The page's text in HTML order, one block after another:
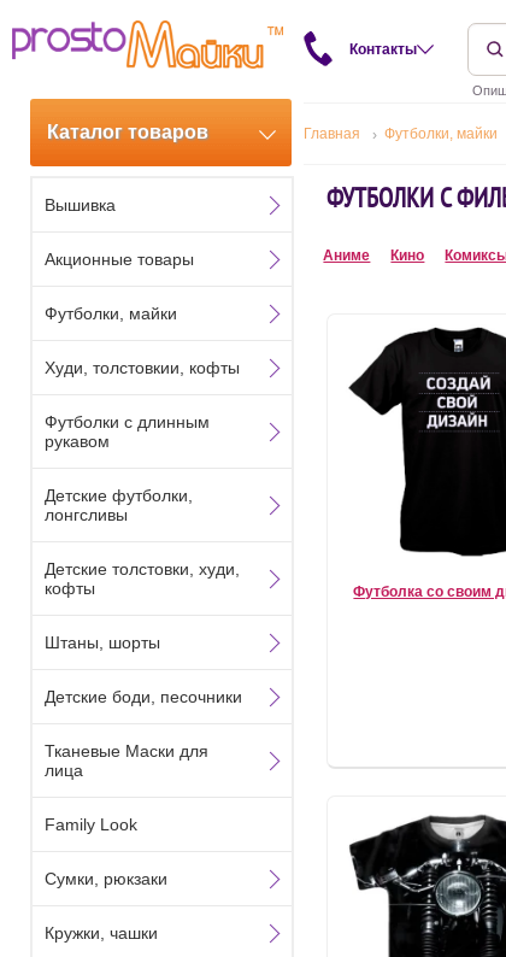
Контакты
Каталог товаров Главная Футболки, майки
ФУТБОЛКИ С
Аниме Кино
Футболка со своим
Вышивка
Акционные товары
Футболки, майки
Худи, толстовкии, кофты
Футболки с длинным
рукавом
Детские футболки,
лонгсливы
Детские толстовки, худи,
кофты
Штаны, шорты
Детские боди, песочники
Тканевые Маски для
лица
Family Look
Сумки, рюкзаки
Кружки, чашки